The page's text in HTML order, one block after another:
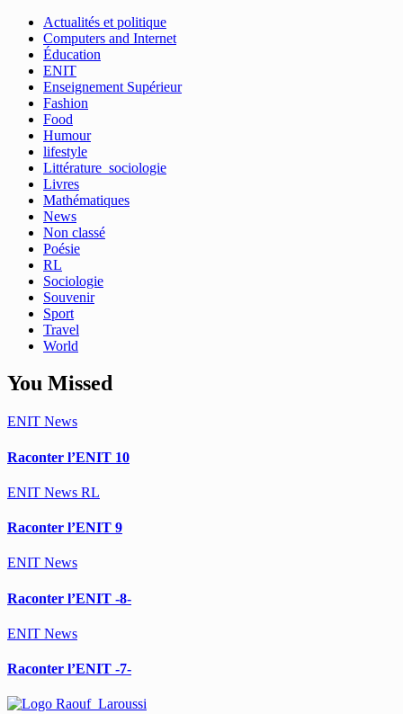
Actualités et politique
Computers and Internet
Éducation
ENIT
Enseignement Supérieur
Fashion
Food
Humour
lifestyle
Littérature_sociologie
Livres
Mathématiques
News
Non classé
Poésie
RL
Sociologie
Souvenir
Sport
Travel
World
You Missed
ENIT News
Raconter l’ENIT 10
ENIT News RL
Raconter l’ENIT 9
ENIT News
Raconter l’ENIT -8-
ENIT News
Raconter l’ENIT -7-